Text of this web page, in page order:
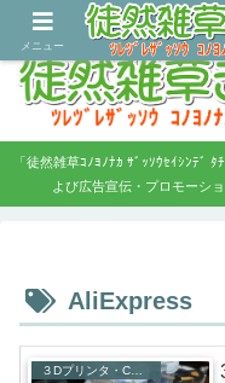
ツレヅレ・ザッソウ コノ
「徒然雑草ｺﾉﾖﾉﾅｶ ｻﾞｯｿｳｾｲｼﾝﾃﾞ
よび広告宣伝・プロモーシ
AliExpress
メニュー